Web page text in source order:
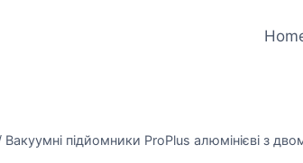
Вакуумні підйомники ProPlus алюмінієві з